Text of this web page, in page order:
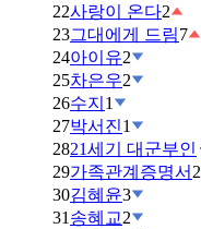
22사랑이 온다2
23그대에게 드림7
24아이유2
25차은우2
26수지 1
27박서진1
2821세기 대군부인
29가족관계증명서 2
30김혜윤3
31 송혜교2